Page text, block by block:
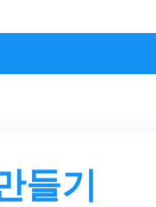
들기